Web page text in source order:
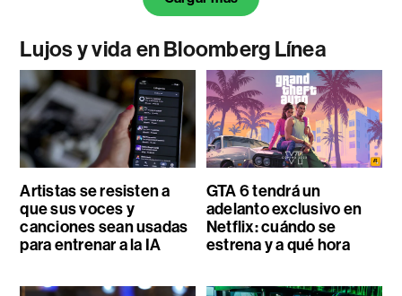
Lujos y vida en Bloomberg Línea
Artistas se resisten a
que sus voces y
canciones sean usadas
para entrenar a la IA
GTA 6 tendrá un
adelanto exclusivo en
Netflix: cuándo se
estrena y a qué hora